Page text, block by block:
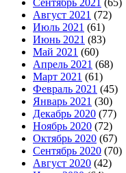
Сентябрь 2021 (65)
Август 2021 (72)
Июль 2021 (61)
Июнь 2021 (83)
Май 2021 (60)
Апрель 2021 (68)
Март 2021 (61)
Февраль 2021 (45)
Январь 2021 (30)
Декабрь 2020 (77)
Ноябрь 2020 (72)
Октябрь 2020 (67)
Сентябрь 2020 (70)
Август 2020 (42)